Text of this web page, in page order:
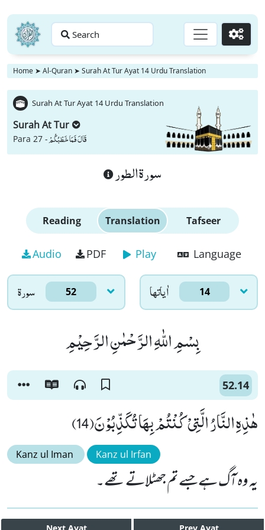
Search Go
Home ➤ Al-Quran ➤ Surah At Tur Ayat 14 Urdu Translation
Surah At Tur Ayat 14 Urdu Translation
Surah At Tur
Para 27 -قَالَ فَمَا خَطْبُكُمْ
سورة الطور
Reading Translation Tafseer
Audio PDF Play Language
سورۃ 52 اٰياتها 14
بِسْمِ اللّٰهِ الرَّحْمٰنِ الرَّحِیْمِ
52.14
هٰذِهِ النَّارُ الَّتِیْ كُنْتُمْ بِهَا تُكَذِّبُوْنَ(14)
Kanz ul Iman Kanz ul Irfan
یہ وہ آگ ہے جسے تم جھٹلاتے تھے۔